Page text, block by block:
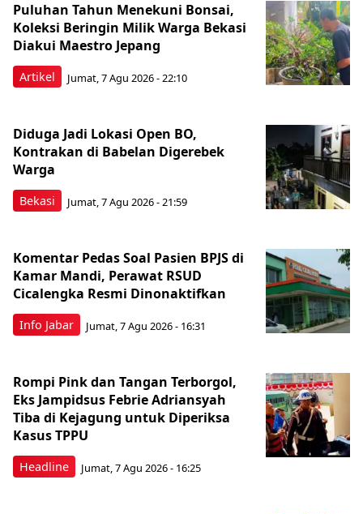
Artikel
Puluhan Tahun Menekuni Bonsai,
Koleksi Beringin Milik Warga Bekasi
Diakui Maestro Jepang
Jumat, 7 Agu 2026 - 22:10
Bekasi
Diduga Jadi Lokasi Open BO,
Kontrakan di Babelan Digerebek
Warga
Jumat, 7 Agu 2026 - 21:59
Info Jabar
Komentar Pedas Soal Pasien BPJS di
Kamar Mandi, Perawat RSUD
Cicalengka Resmi Dinonaktifkan
Jumat, 7 Agu 2026 - 16:31
Headline
Rompi Pink dan Tangan Terborgol,
Eks Jampidsus Febrie Adriansyah
Tiba di Kejagung untuk Diperiksa
Kasus TPPU
Jumat, 7 Agu 2026 - 16:25